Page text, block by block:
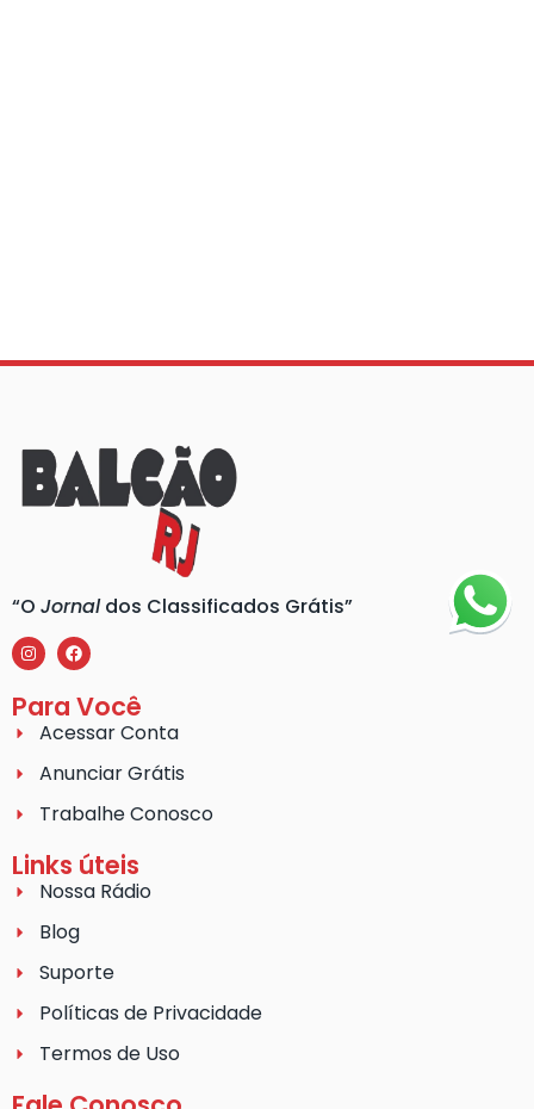
“O Jornaldos Classificados Grátis”
Para Você
Acessar Conta
Anunciar Grátis
Trabalhe Conosco
Links úteis
Nossa Rádio
Blog
Suporte
Políticas de Privacidade
Termos de Uso